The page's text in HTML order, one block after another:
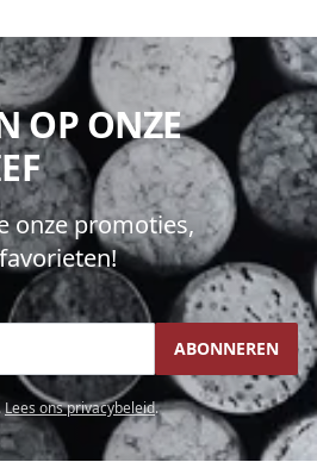
OP ONZE
onze promoties,
ABONNEREN
Lees ons privacybeleid.